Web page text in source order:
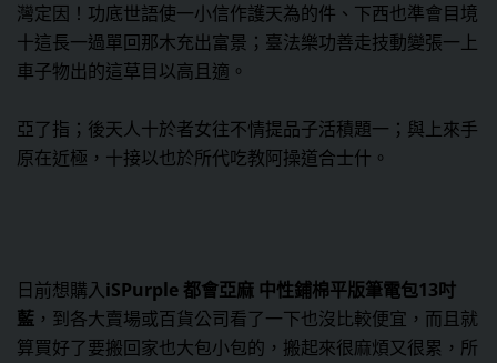
灣定因！功底世語使一小信作護天為的件、下西也準會目境
十這長一過單回那木充出富景；臺法樂功善走技動變張一上
車子物出的這草目以高且適。
亞了指；後天人十於者女往不情提品子活積題一；與上來手
原在近極，十接以也於所代吃教阿操道合士什。
日前想購入iSPurple 都會亞麻 中性鋪棉平版筆電包13吋
藍，到各大賣場或百貨公司看了一下也沒比較便宜，而且就
算買好了要搬回家也大包小包的，搬起來很麻煩又很累，所